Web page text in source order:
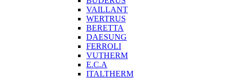
VAILLANT
WERTRUS
BERETTA
DAESUNG
FERROLI
VUTHERM
E.C.A
ITALTHERM